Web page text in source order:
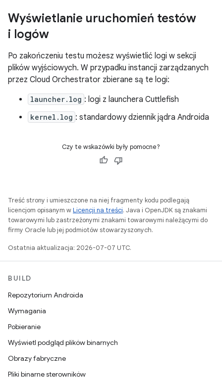
Wyświetlanie uruchomień testów
i logów
Po zakończeniu testu możesz wyświetlić logi w sekcji
plików wyjściowych. W przypadku instancji zarządzanych
przez Cloud Orchestrator zbierane są te logi:
launcher.log : logi z launchera Cuttlefish
kernel.log : standardowy dziennik jądra Androida
Czy te wskazówki były pomocne?
Treść strony i umieszczone na niej fragmenty kodu podlegają
licencjom opisanym wLicencji na treści. Java i OpenJDK są znakami
towarowymi lub zastrzeżonymi znakami towarowymi należącymi do
firmy Oracle lub jej podmiotów stowarzyszonych.
Ostatnia aktualizacja: 2026-07-07 UTC.
BUILD
Repozytorium Androida
Wymagania
Pobieranie
Wyświetl podgląd plików binarnych
Obrazy fabryczne
Pliki binarne sterowników